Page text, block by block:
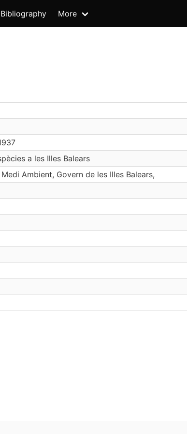
Bibliography More
a les Illes Balears
Ambient, Govern de les Illes Balears,